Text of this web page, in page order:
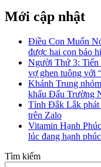
Mới cập nhật
Điều Con Muốn
được hai con báo
Người Thứ 3: Tiến
vợ ghen tuông với
Khánh Trung
khấu Đấu Trường
Tỉnh Đắk Lắk phát
trên Zalo
Vitamin Hạnh
lúc đang hạnh phúc
Tìm kiếm